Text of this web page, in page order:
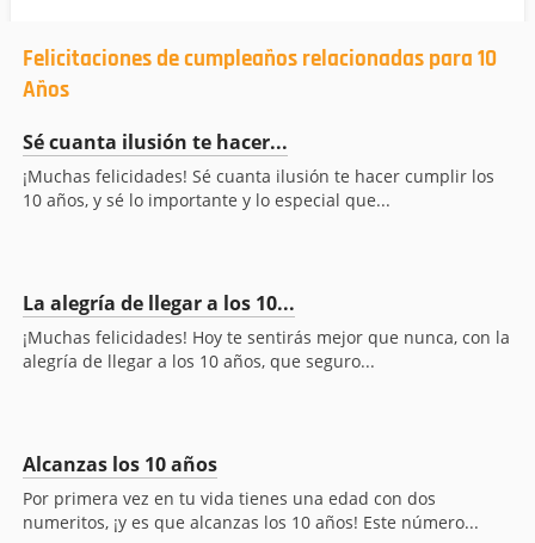
Felicitaciones de cumpleaños relacionadas para 10
Años
Sé cuanta ilusión te hacer...
¡Muchas felicidades! Sé cuanta ilusión te hacer cumplir los
10 años, y sé lo importante y lo especial que...
La alegría de llegar a los 10...
¡Muchas felicidades! Hoy te sentirás mejor que nunca, con la
alegría de llegar a los 10 años, que seguro...
Alcanzas los 10 años
Por primera vez en tu vida tienes una edad con dos
numeritos, ¡y es que alcanzas los 10 años! Este número...